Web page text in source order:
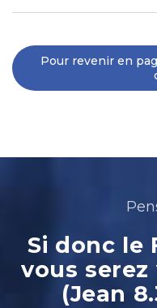
Pour revenir en
Si donc le
vous
(Jean